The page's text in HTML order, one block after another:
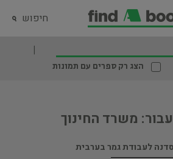
חיפוש
הצג רק ספרים עם תמונות
משרד החינוך
לעבודת גמר בערבית